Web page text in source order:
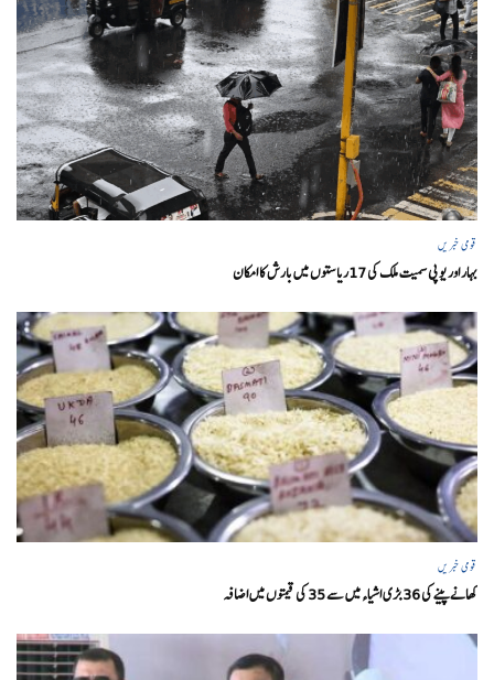
قومی خبریں
بہار اور یو پی سمیت ملک کی 17ریاستوں میں بارش کا امکان
قومی خبریں
کھانے پینے کی 36 بڑی اشیاء میں سے 35 کی قیمتوں میں اضافہ